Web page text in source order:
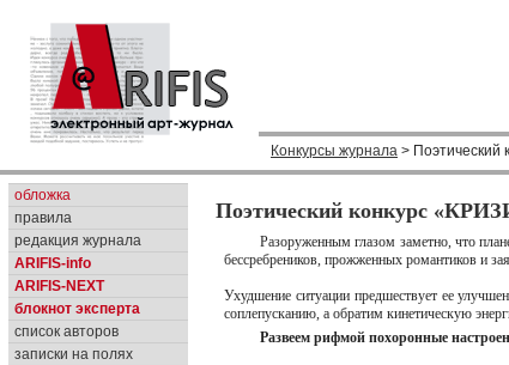
Конкурсы журнала > Поэтический
обложка
правила
редакция журнала
ARIFIS-info
ARIFIS-NEXT
блокнот эксперта
список авторов
записки на полях
Поэтический конкурс
Разоруженным глазом заметно, что
бессребреников, прожженных романтиков и
Ухудшение ситуации предшествует ее
соплепусканию, а обратим кинетическую
Развеем рифмой похоронные